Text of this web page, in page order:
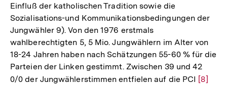
Einfluß der katholischen Tradition sowie die
Sozialisations-und Kommunikationsbedingungen der
Jungwähler 9). Von den 1976 erstmals
wahlberechtigten 5, 5 Mio. Jungwählern im Alter von
18-24 Jahren haben nach Schätzungen 55-60 % für die
Parteien der Linken gestimmt. Zwischen 39 und 42
0/0 der Jungwählerstimmen entfielen auf die PCI Zur
[8]